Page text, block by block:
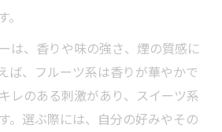
は、香りや味の強さ、煙の質感に
ば、フルーツ系は香りが華やかで
レのある刺激があり、スイーツ系
。選ぶ際には、自分の好みやその